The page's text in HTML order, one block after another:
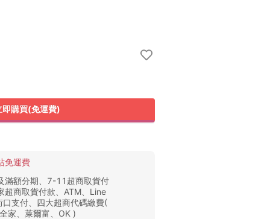
即購買(免運費)
免運費
滿額分期、7-11超商取貨付
超商取貨付款、ATM、Line
口支付、四大超商代碼繳費(
家、萊爾富、OK )